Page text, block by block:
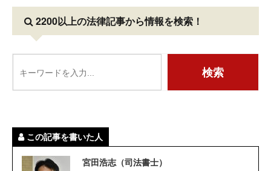
2200以上の法律記事から情報を検索！
この記事を書いた人
宮田浩志（司法書士）